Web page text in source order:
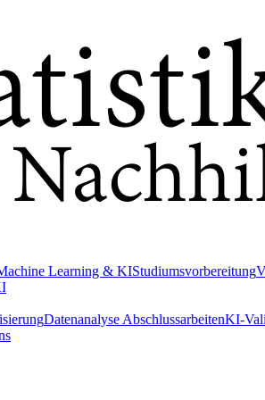
Learning & KIStudiumsvorbereitung
Datenanalyse AbschlussarbeitenKI-